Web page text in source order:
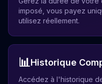
imposé, vous payez
utilisez réellement.
📊Historique
Accédez à l'historique